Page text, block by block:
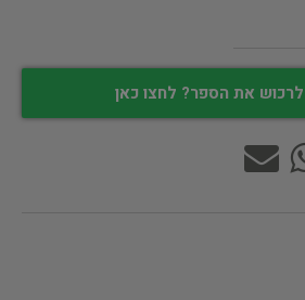
לרכוש את הספר? לחצו כאן